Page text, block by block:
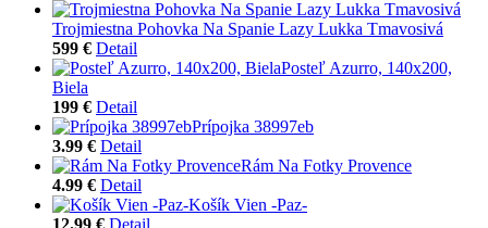
Trojmiestna Pohovka Na Spanie Lazy Lukka Tmavosivá
599 € Detail
Posteľ Azurro, 140x200,
Biela
199 € Detail
Prípojka 38997eb
3.99 € Detail
Rám Na Fotky Provence
4.99 € Detail
Košík Vien -Paz-
12.99 € Detail